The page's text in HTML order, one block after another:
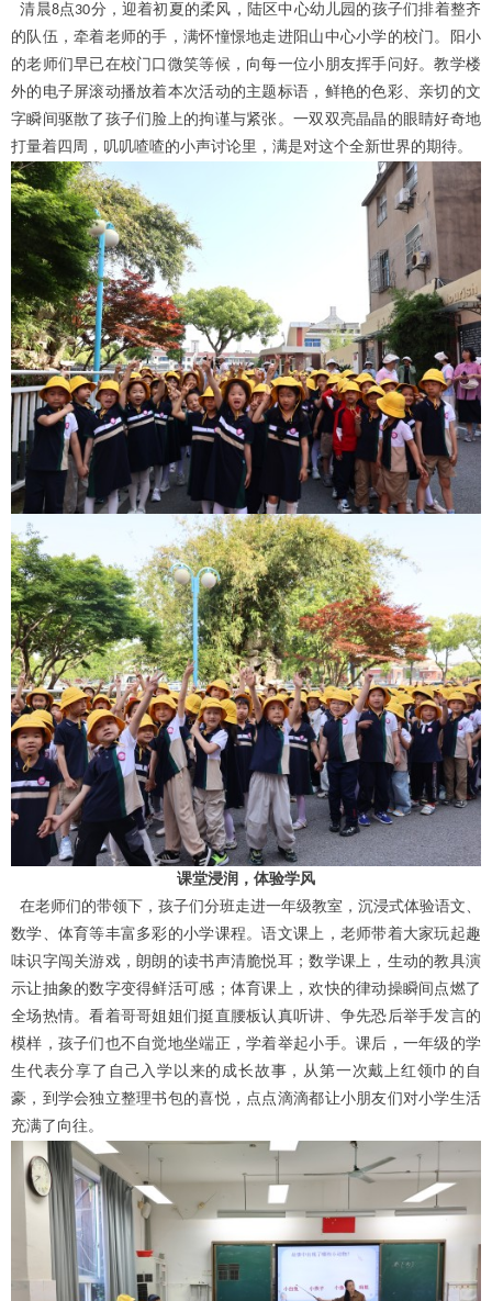
清晨8点30分，迎着初夏的柔风，陆区中心幼儿园的孩子们排着整齐
的队伍，牵着老师的手，满怀憧憬地走进阳山中心小学的校门。
阳小
的老师们早已在校门口微笑等候，向每一位小朋友挥手问好。教学楼
外的电子屏滚动播放着本次活动的主题标语，鲜艳的色彩、亲切的文
字瞬间驱散了孩子们脸上的拘谨与紧张。一双双亮晶晶的眼睛好奇地
打量着四周，叽叽喳喳的小声讨论里，满是对这个全新世界的期待。
课堂浸润，体验学风
在老师们的带领下，孩子们分班走进一年级教室，沉浸式体验语文、
数学、体育等丰富多彩的小学课程。语文课上，老师带着大家玩起趣
味识字闯关游戏，朗朗的读书声清脆悦耳；数学课上，生动的教具演
示让抽象的数字变得鲜活可感；体育课上，欢快的律动操瞬间点燃了
全场热情。看着哥哥姐姐们挺直腰板认真听讲、争先恐后举手发言的
模样，孩子们也不自觉地坐端正，学着举起小手。课后，一年级的学
生代表分享了自己入学以来的成长故事，从第一次戴上红领巾的自
豪，到学会独立整理书包的喜悦，点点滴滴都让小朋友们对小学生活
充满了向往。